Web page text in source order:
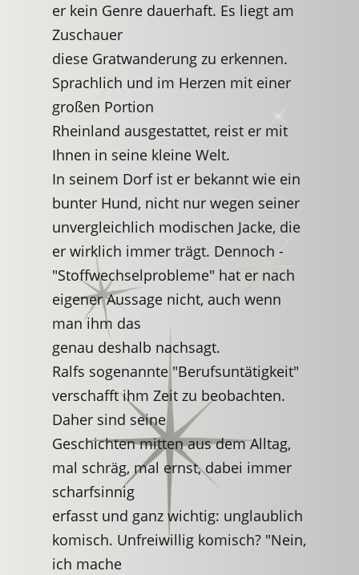
er kein Genre dauerhaft. Es liegt am
Zuschauer
diese Gratwanderung zu erkennen.
Sprachlich und im Herzen mit einer
großen Portion
Rheinland ausgestattet, reist er mit
Ihnen in seine kleine Welt.
In seinem Dorf ist er bekannt wie ein
bunter Hund, nicht nur wegen seiner
unvergleichlich modischen Jacke, die
er wirklich immer trägt. Dennoch -
"Stoffwechselprobleme" hat er nach
eigener Aussage nicht, auch wenn
man ihm das
genau deshalb nachsagt.
Ralfs sogenannte "Berufsuntätigkeit"
verschafft ihm Zeit zu beobachten.
Daher sind seine
Geschichten mitten aus dem Alltag,
mal schräg, mal ernst, dabei immer
scharfsinnig
erfasst und ganz wichtig: unglaublich
komisch. Unfreiwillig komisch? "Nein,
ich mache